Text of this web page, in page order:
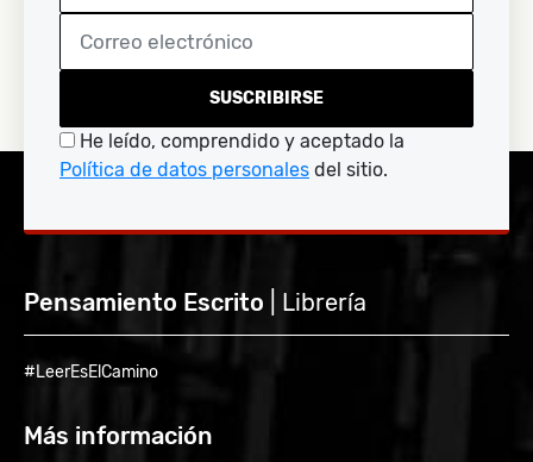
SUSCRIBIRSE
He leído, comprendido y aceptado la
Política de datos personales del sitio.
Pensamiento Escrito | Librería
#LeerEsElCamino
Más información